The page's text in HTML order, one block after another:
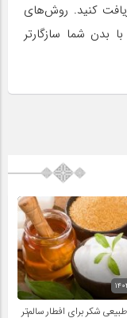
کنید. روش‌های
بدن شما سازگارتر
شکر برای افطار سالم‌تر